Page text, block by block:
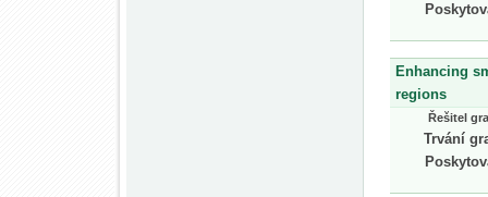
Enhancing
regions
Řešitel
Trvání